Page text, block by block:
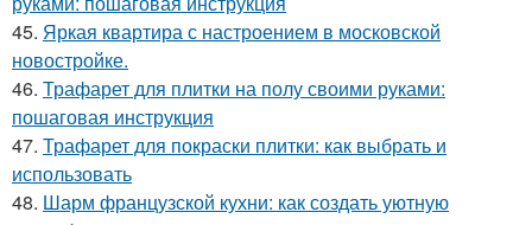
45. Яркая квартира с настроением в московской
новостройке.
46. Трафарет для плитки на полу своими руками:
пошаговая инструкция
47. Трафарет для покраски плитки: как выбрать и
использовать
48. Шарм французской кухни: как создать уютную